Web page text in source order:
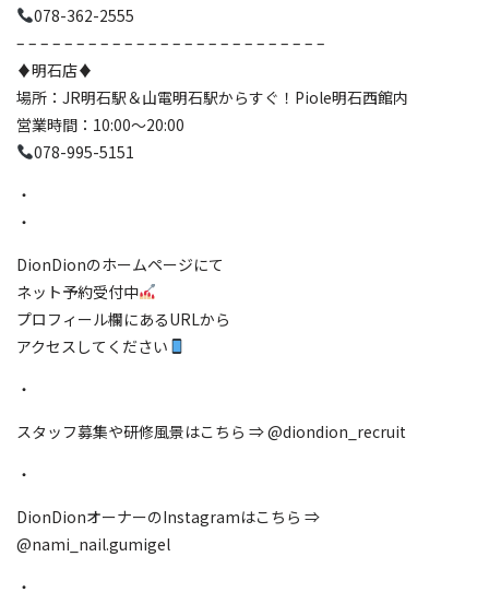
078-362-2555
– – – – – – – – – – – – – – – – – – – – – – – – – –
♦️明石店♦️
場所：JR明石駅＆山電明石駅からすぐ！Piole明石西館内
営業時間：10:00〜20:00
078-995-5151
・
・
DionDionのホームページにて
ネット予約受付中
プロフィール欄にあるURLから
アクセスしてください
・
スタッフ募集や研修風景はこちら ⇒ @diondion_recruit
・
DionDionオーナーのInstagramはこちら ⇒
@nami_nail.gumigel
・